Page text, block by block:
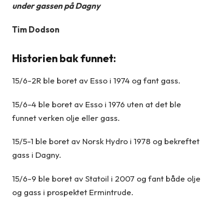
under gassen på Dagny
Tim Dodson
Historien bak funnet:
15/6-2R ble boret av Esso i 1974 og fant gass.
15/6-4 ble boret av Esso i 1976 uten at det ble
funnet verken olje eller gass.
15/5-1 ble boret av Norsk Hydro i 1978 og bekreftet
gass i Dagny.
15/6-9 ble boret av Statoil i 2007 og fant både olje
og gass i prospektet Ermintrude.